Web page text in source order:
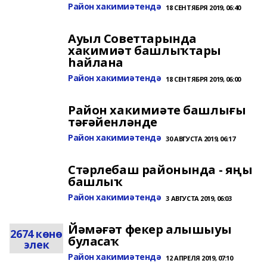
Район хакимиәтендә 18 СЕНТЯБРЯ 2019, 06:40
Ауыл Советтарында
хакимиәт башлыҡтары
һайлана
Район хакимиәтендә 18 СЕНТЯБРЯ 2019, 06:00
Район хакимиәте башлығы
тәғәйенләнде
Район хакимиәтендә 30 АВГУСТА 2019, 06:17
Стәрлебаш районында - яңы
башлыҡ
Район хакимиәтендә 3 АВГУСТА 2019, 06:03
2674 көнө
элек
Йәмәғәт фекер алышыуы
буласаҡ
Район хакимиәтендә 12 АПРЕЛЯ 2019, 07:10